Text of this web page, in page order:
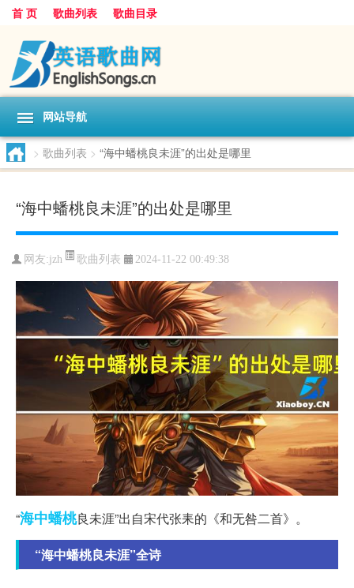
首 页 歌曲列表 歌曲目录
网站导航
> 歌曲列表 > “海中蟠桃良未涯”的出处是哪里
“海中蟠桃良未涯”的出处是哪里
网友:jzh 歌曲列表 2024-11-22 00:49:38
“海中蟠桃良未涯”出自宋代张耒的《和无咎二首》。
“海中蟠桃良未涯”全诗